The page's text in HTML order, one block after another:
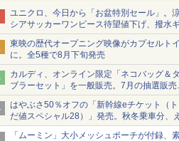
ユニクロ、今日から「お盆特別セール」。
シアサッカーワンピース待望値下げ、撥水
ショーツは1990円に
東映の歴代オープニング映像がカプセルトイ
に。全5種で8月下旬発売
カルディ、オンライン限定「ネコバッグ＆
ブラーセット」を一般販売。7月の抽選販売
当選無効分
はやぶさ50％オフの「新幹線eチケット（ト
だ値スペシャル28）」発売。秋冬乗車分、
ねっと限定
「ムーミン」大小メッシュポーチが付録、